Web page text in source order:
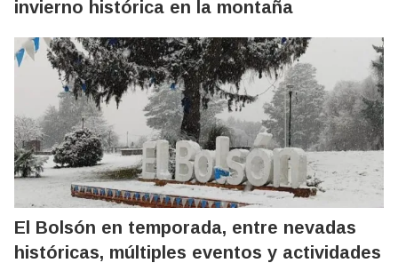
invierno histórica en la montaña
El Bolsón en temporada, entre nevadas
históricas, múltiples eventos y actividades